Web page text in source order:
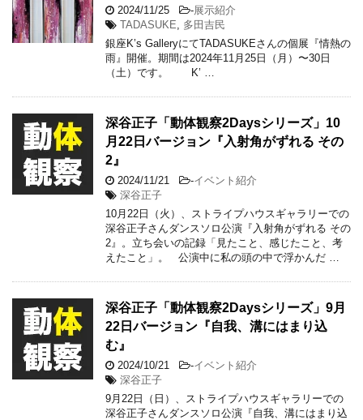
2024/11/25 -展示紹介
TADASUKE
多田吉民
銀座K’s GalleryにてTADASUKEさんの個展『情熱の
雨』開催。期間は2024年11月25日（月）〜30日
（土）です。 K’ …
深谷正子「動体観察2Daysシリーズ」10
月22日バージョン『入射角がずれる その
2』
2024/11/21 -イベント紹介
深谷正子
10月22日（火）、ストライプハウスギャラリーでの
深谷正子さんダンスソロ公演『入射角がずれる その
2』。立ち会いの記録「見たこと、感じたこと、考
えたこと」。 公演中に私の頭の中で浮かんだ …
深谷正子「動体観察2Daysシリーズ」9月
22日バージョン『自我、溝にはまり込
む』
2024/10/21 -イベント紹介
深谷正子
9月22日（日）、ストライプハウスギャラリーでの
深谷正子さんダンスソロ公演『自我、溝にはまり込